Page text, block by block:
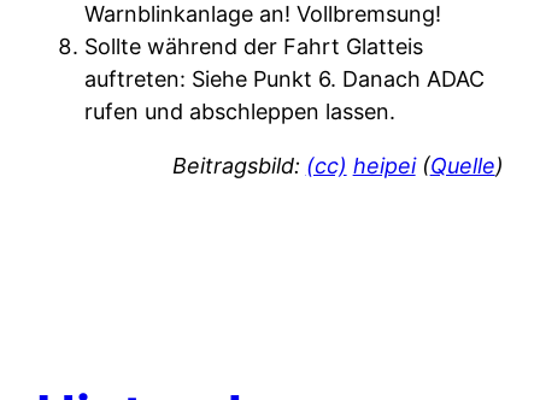
Warnblinkanlage an! Vollbremsung!
Sollte während der Fahrt Glatteis
auftreten: Siehe Punkt 6. Danach ADAC
rufen und abschleppen lassen.
Beitragsbild: (cc) heipei(Quelle)